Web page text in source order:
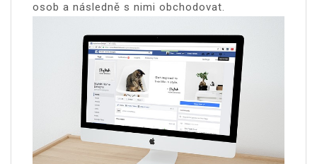
osob a následně s nimi obchodovat.